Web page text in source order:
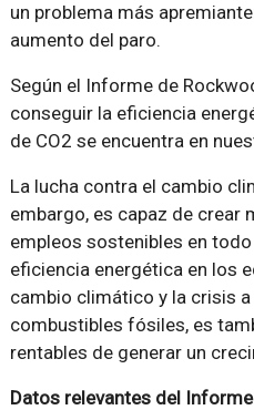
un problema más
aumento del paro.
Según el Informe de
conseguir la eficiencia
de CO2 se encuentra en
La lucha contra el cambio
embargo, es capaz de crear
empleos sostenibles en
eficiencia energética en los
cambio climático y la crisis
combustibles fósiles, es
rentables de generar un
Datos relevantes del